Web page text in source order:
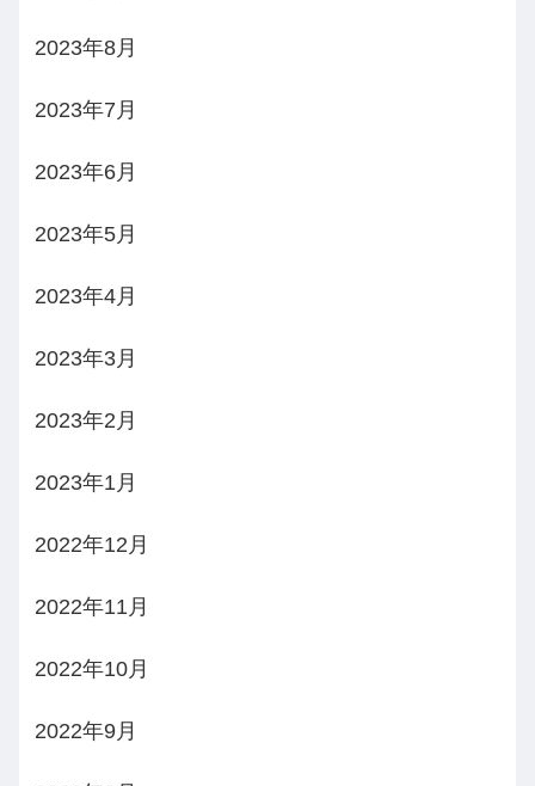
2023年8月
2023年7月
2023年6月
2023年5月
2023年4月
2023年3月
2023年2月
2023年1月
2022年12月
2022年11月
2022年10月
2022年9月